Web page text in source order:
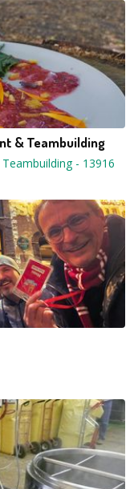
& Teambuilding
- 13916